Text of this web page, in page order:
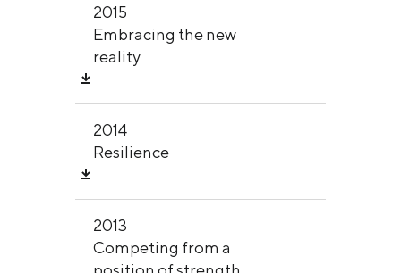
2015
Embracing the new
reality
2014
Resilience
2013
Competing from a